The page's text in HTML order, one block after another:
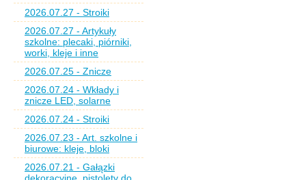
2026.07.27 - Stroiki
2026.07.27 - Artykuły
szkolne: plecaki, piórniki,
worki, kleje i inne
2026.07.25 - Znicze
2026.07.24 - Wkłady i
znicze LED, solarne
2026.07.24 - Stroiki
2026.07.23 - Art. szkolne i
biurowe: kleje, bloki
2026.07.21 - Gałązki